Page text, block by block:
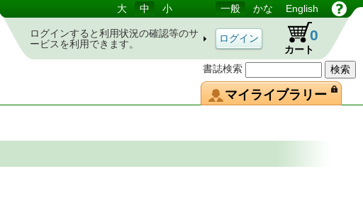
書誌検索
大 中 小 一般 かな English
ログインすると利用状況の確認等のサ
ービスを利用できます。
カート
0
マイライブラリー